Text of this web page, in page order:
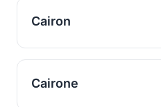
Cairon
Cairone